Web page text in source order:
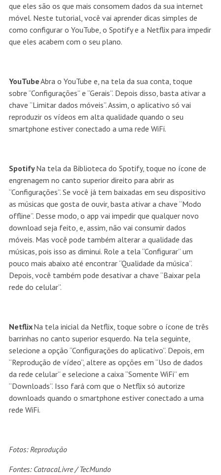
que eles são os que mais consomem dados da sua internet
móvel. Neste tutorial, você vai aprender dicas simples de
como configurar o YouTube, o Spotify e a Netflix para impedir
que eles acabem com o seu plano.
YouTubeAbra o YouTube e, na tela da sua conta, toque
sobre “Configurações” e “Gerais”. Depois disso, basta ativar a
chave “Limitar dados móveis”. Assim, o aplicativo só vai
reproduzir os vídeos em alta qualidade quando o seu
smartphone estiver conectado a uma rede WiFi.
SpotifyNa tela da Biblioteca do Spotify, toque no ícone de
engrenagem no canto superior direito para abrir as
“Configurações”. Se você já tem baixadas em seu dispositivo
as músicas que gosta de ouvir, basta ativar a chave “Modo
offline”. Desse modo, o app vai impedir que qualquer novo
download seja feito, e, assim, não vai consumir dados
móveis. Mas você pode também alterar a qualidade das
músicas, pois isso as diminui. Role a tela “Configurar” um
pouco mais abaixo até encontrar “Qualidade da música”.
Depois, você também pode desativar a chave “Baixar pela
rede do celular”.
NetflixNa tela inicial da Netflix, toque sobre o ícone de três
barrinhas no canto superior esquerdo. Na tela seguinte,
selecione a opção “Configurações do aplicativo”. Depois, em
“Reprodução de vídeo”, altere as opções em “Uso de dados
da rede celular” e selecione a caixa “Somente WiFi” em
“Downloads”. Isso fará com que o Netflix só autorize
downloads quando o smartphone estiver conectado a uma
rede WiFi.
Fotos: Reprodução
Fontes: CatracaLivre / TecMundo